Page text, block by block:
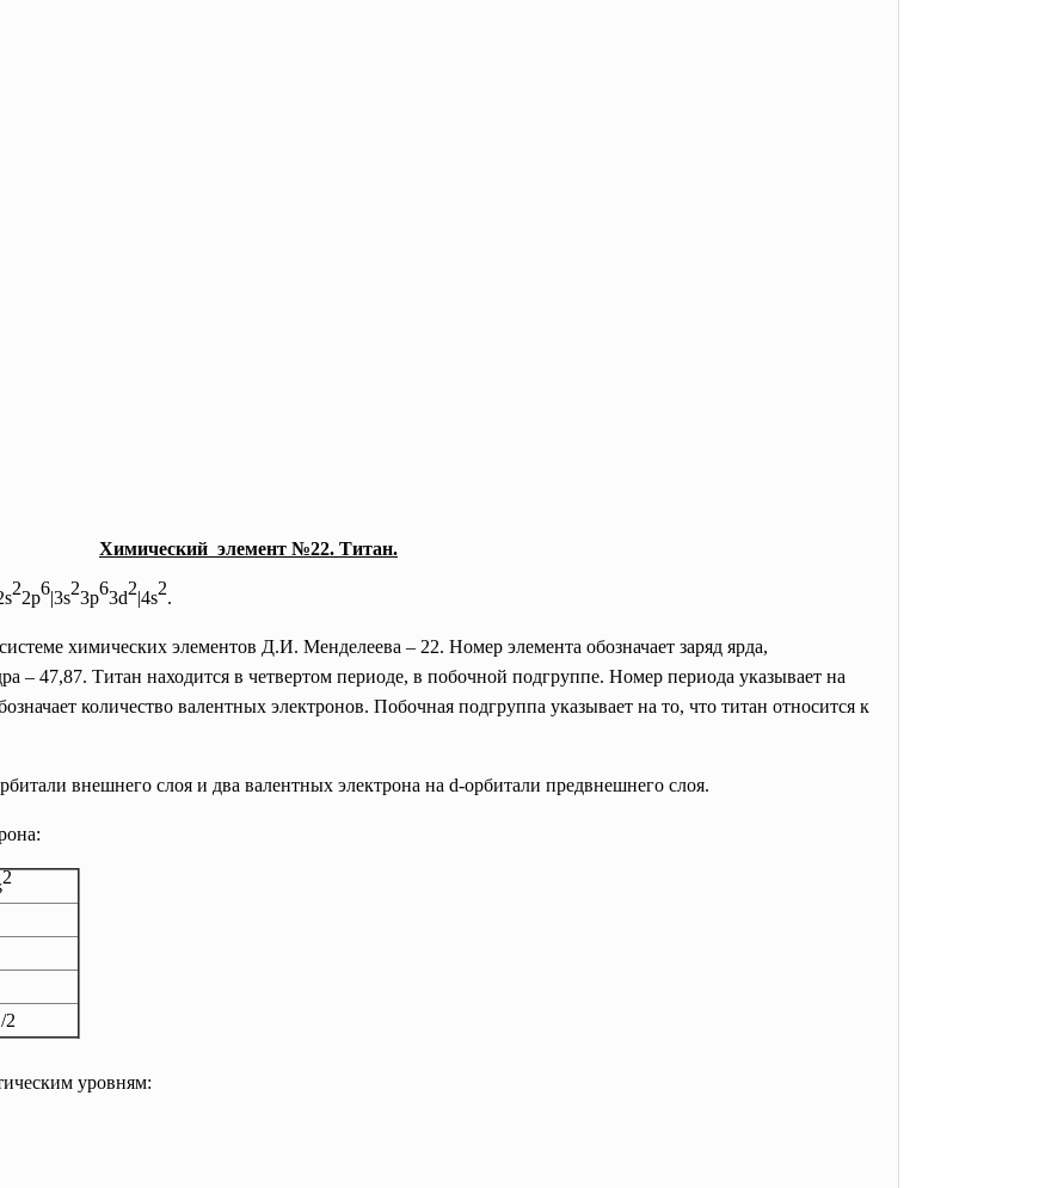
Химический элемент №22. Титан.
22p6|3s23p63d2|4s2.
химических элементов Д.И. Менделеева – 22. Номер элемента обозначает заряд ярда,
– 47,87. Титан находится в четвертом периоде, в побочной подгруппе. Номер периода указывает на
количество валентных электронов. Побочная подгруппа указывает на то, что титан относится к
внешнего слоя и два валентных электрона на d-орбитали предвнешнего слоя.
2
2
уровням: